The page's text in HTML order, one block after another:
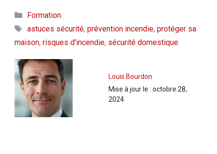
Catégories
Formation
Étiquettes
astuces sécurité, prévention incendie, protéger sa
maison, risques d'incendie, sécurité domestique
Louis Bourdon
Mise à jour le : octobre 28,
2024